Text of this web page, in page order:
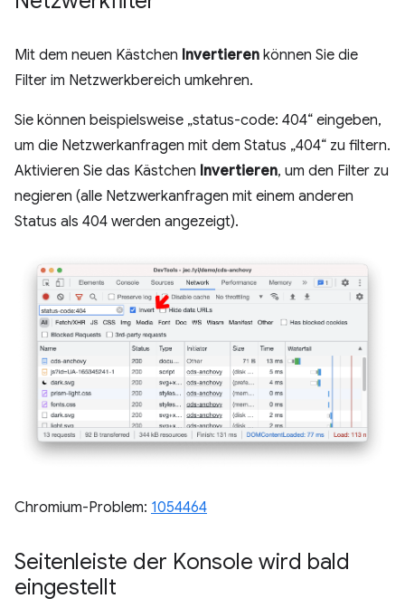
Mit dem neuen Kästchen Invertieren können Sie die
Filter im Netzwerkbereich umkehren.
Sie können beispielsweise „status-code: 404“ eingeben,
um die Netzwerkanfragen mit dem Status „404“ zu filtern.
Aktivieren Sie das Kästchen Invertieren, um den Filter zu
negieren (alle Netzwerkanfragen mit einem anderen
Status als 404 werden angezeigt).
Chromium-Problem: 1054464
Seitenleiste der Konsole wird bald
eingestellt